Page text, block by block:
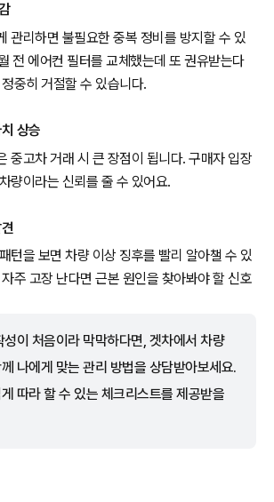
관리하면 불필요한 중복 정비를 방지할 수 있
전 에어컨 필터를 교체했는데 또 권유받는다
중히 거절할 수 있습니다.
상승
중고차 거래 시 큰 장점이 됩니다. 구매자 입장
량이라는 신뢰를 줄 수 있어요.
턴을 보면 차량 이상 징후를 빨리 알아챌 수 있
주 고장 난다면 근본 원인을 찾아봐야 할 신호
이 처음이라 막막하다면, 겟차에서 차량
나에게 맞는 관리 방법을 상담받아보세요.
따라 할 수 있는 체크리스트를 제공받을